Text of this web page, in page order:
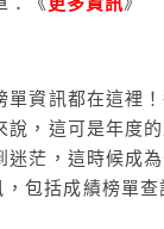
單資訊都在這裡
說，這可是年度
迷茫，這時候成
包括成績榜單